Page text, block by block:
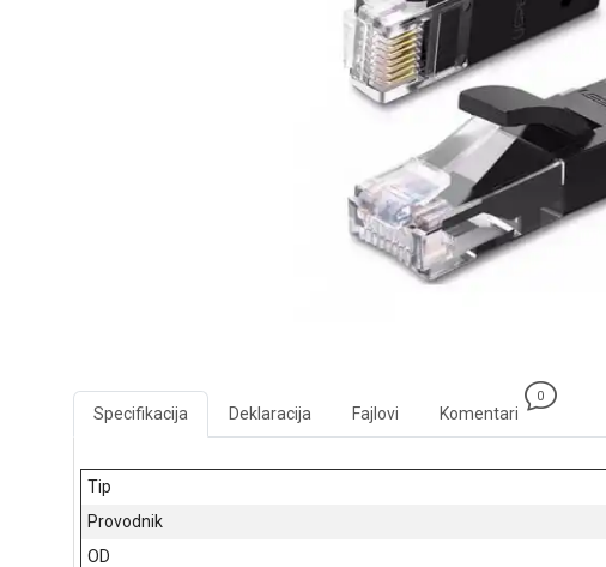
Specifikacija Deklaracija Fajlovi Komentari
0
Tip
Provodnik
OD